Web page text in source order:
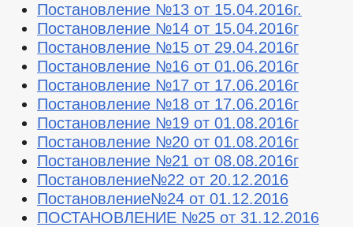
Постановление №13 от 15.04.2016г.
Постановление №14 от 15.04.2016г
Постановление №15 от 29.04.2016г
Постановление №16 от 01.06.2016г
Постановление №17 от 17.06.2016г
Постановление №18 от 17.06.2016г
Постановление №19 от 01.08.2016г
Постановление №20 от 01.08.2016г
Постановление №21 от 08.08.2016г
Постановление№22 от 20.12.2016
Постановление№24 от 01.12.2016
ПОСТАНОВЛЕНИЕ №25 от 31.12.2016